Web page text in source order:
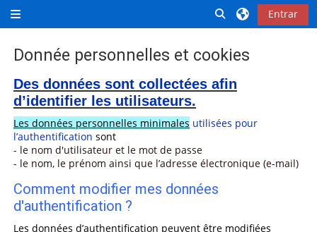
Panel lateral
Selector de
Entrar
Donnée personnelles et cookies
Requisitos de finalización
Des données sont collectées afin
d’identifier les utilisateurs.
Les données personnelles minimales utilisées pour
l’authentification sont
- le nom d'utilisateur et le mot de passe
- le nom, le prénom ainsi que l’adresse électronique (e-mail)
Comment modifier mes données
d'authentification ?
Les données d’authentification peuvent être modifiées